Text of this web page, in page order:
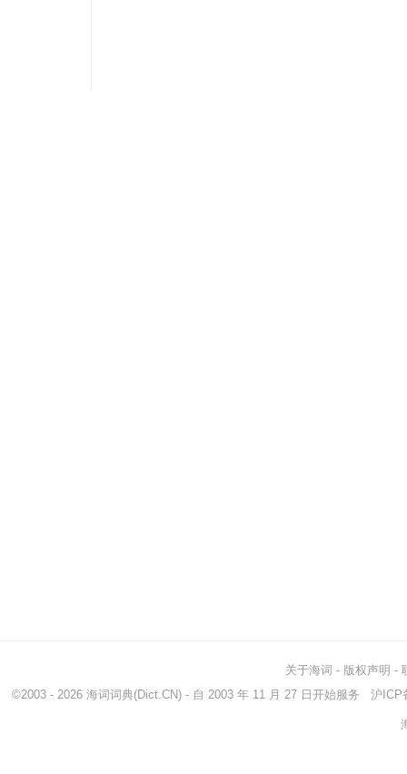
关于海词 - 版权声明 -
©2003 - 2026 海词词典(Dict.CN) - 自 2003 年 11 月 27 日开始服务 沪ICP